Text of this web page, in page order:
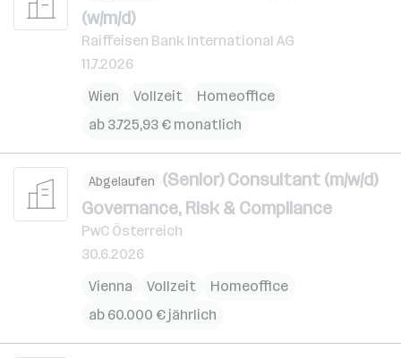
(w/m/d)
Raiffeisen Bank International AG
11.7.2026
Wien
Vollzeit
Homeoffice
ab 3.725,93 € monatlich
Abgelaufen (Senior) Consultant (m/w/d)
Governance, Risk & Compliance
PwC Österreich
30.6.2026
Vienna
Vollzeit
Homeoffice
ab 60.000 € jährlich